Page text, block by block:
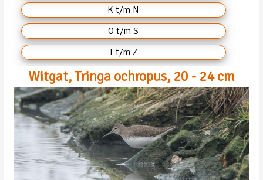
K t/m N
O t/m S
T t/m Z
Witgat, Tringa ochropus, 20 - 24 cm